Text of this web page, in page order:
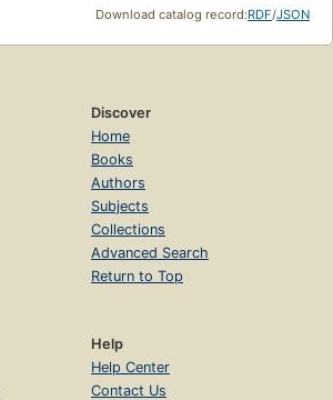
Download catalog record:RDF/JSON
Discover
Home
Books
Authors
Subjects
Collections
Advanced Search
Return to Top
Help
Help Center
Contact Us